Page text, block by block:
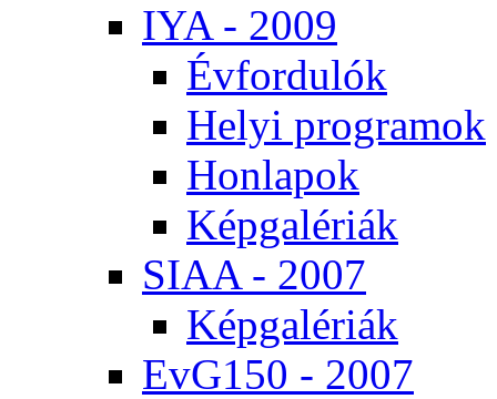
IYA - 2009
Év­for­du­lók
He­lyi prog­ra­mok
Hon­la­pok
Kép­ga­lé­ri­ák
SI­AA - 2007
Kép­ga­lé­ri­ák
EvG150 - 2007